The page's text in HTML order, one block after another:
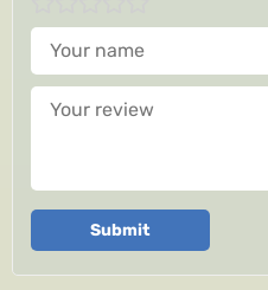
Your name
Your review
Submit